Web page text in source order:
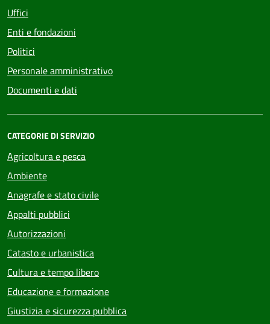
Uffici
Enti e fondazioni
Politici
Personale amministrativo
Documenti e dati
CATEGORIE DI SERVIZIO
Agricoltura e pesca
Ambiente
Anagrafe e stato civile
Appalti pubblici
Autorizzazioni
Catasto e urbanistica
Cultura e tempo libero
Educazione e formazione
Giustizia e sicurezza pubblica